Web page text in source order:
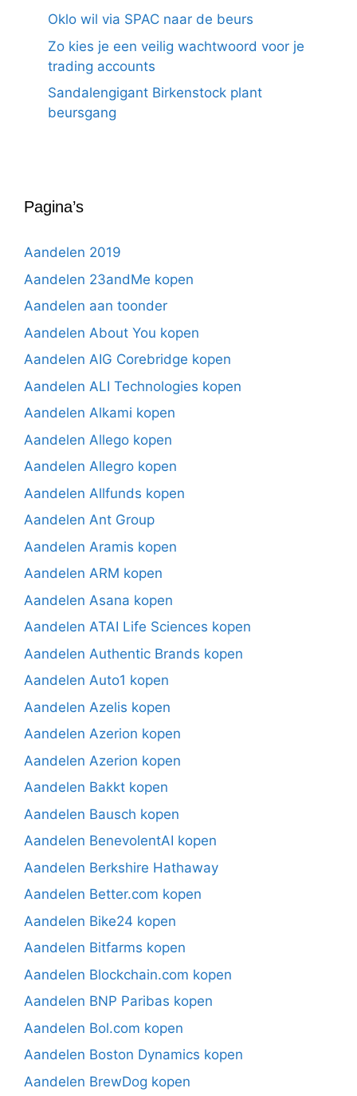
Oklo wil via SPAC naar de beurs
Zo kies je een veilig wachtwoord voor je
trading accounts
Sandalengigant Birkenstock plant
beursgang
Pagina’s
Aandelen 2019
Aandelen 23andMe kopen
Aandelen aan toonder
Aandelen About You kopen
Aandelen AIG Corebridge kopen
Aandelen ALI Technologies kopen
Aandelen Alkami kopen
Aandelen Allego kopen
Aandelen Allegro kopen
Aandelen Allfunds kopen
Aandelen Ant Group
Aandelen Aramis kopen
Aandelen ARM kopen
Aandelen Asana kopen
Aandelen ATAI Life Sciences kopen
Aandelen Authentic Brands kopen
Aandelen Auto1 kopen
Aandelen Azelis kopen
Aandelen Azerion kopen
Aandelen Azerion kopen
Aandelen Bakkt kopen
Aandelen Bausch kopen
Aandelen BenevolentAI kopen
Aandelen Berkshire Hathaway
Aandelen Better.com kopen
Aandelen Bike24 kopen
Aandelen Bitfarms kopen
Aandelen Blockchain.com kopen
Aandelen BNP Paribas kopen
Aandelen Bol.com kopen
Aandelen Boston Dynamics kopen
Aandelen BrewDog kopen